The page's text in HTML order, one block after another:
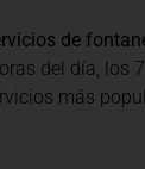
de
del día,
más